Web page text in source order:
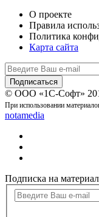
О проекте
Правила
Политика
Карта сайта
© ООО «1С-Софт»
При использовании
notamedia
Подписка на